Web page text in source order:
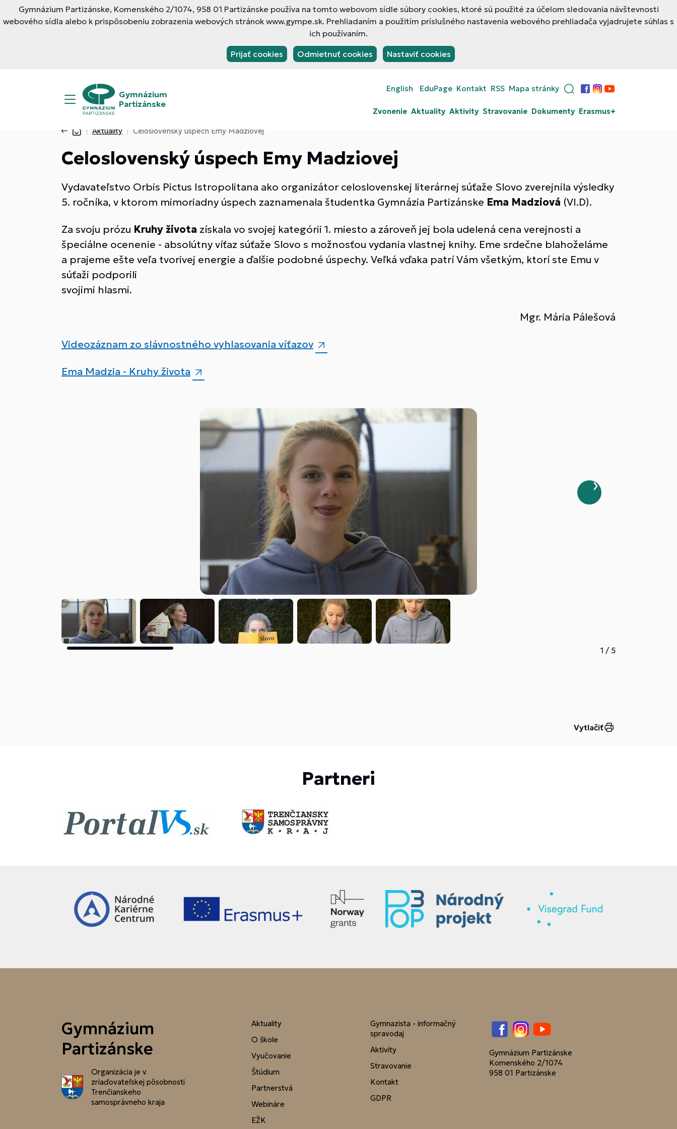
Gymnázium Partizánske, Komenského 2/1074, 958 01 Partizánske používa na tomto webovom sídle súbory cookies, ktoré sú použité za účelom sledovania návštevnosti
webového sídla alebo k prispôsobeniu zobrazenia webových stránok www.gympe.sk. Prehliadaním a použitím príslušného nastavenia webového prehliadača vyjadrujete súhlas s
ich používaním.
Prijať cookies Odmietnuť cookies Nastaviť cookies
Gymnázium
Partizánske
English EduPage Kontakt RSS Mapa stránky
Facebook
Instagram
YouTube
Zvonenie Aktuality Aktivity Stravovanie Dokumenty Erasmus+
Aktuality Celoslovenský úspech Emy Madziovej
Celoslovenský úspech Emy Madziovej
Vydavateľstvo Orbis Pictus Istropolitana ako organizátor celoslovenskej literárnej súťaže Slovo zverejnila výsledky
5. ročníka, v ktorom mimoriadny úspech zaznamenala študentka Gymnázia Partizánske Ema Madziová (VI.D).
Za svoju prózu Kruhy života získala vo svojej kategórii 1. miesto a zároveň jej bola udelená cena verejnosti a
špeciálne ocenenie - absolútny víťaz súťaže Slovo s možnosťou vydania vlastnej knihy. Eme srdečne blahoželáme
a prajeme ešte veľa tvorivej energie a ďalšie podobné úspechy. Veľká vďaka patrí Vám všetkým, ktorí ste Emu v
súťaži podporili
svojimi hlasmi.
Mgr. Mária Pálešová
Videozáznam zo slávnostného vyhlasovania víťazov
Ema Madzia - Kruhy života
1 / 5
Vytlačiť
Partneri
Gymnázium
Partizánske
Organizácia je v
zriaďovateľskej pôsobnosti
Trenčianskeho
samosprávneho kraja
Aktuality
O škole
Vyučovanie
Štúdium
Partnerstvá
Webináre
EŽK
Gymnazista - informačný
spravodaj
Aktivity
Stravovanie
Kontakt
GDPR
FacebookInstagramYouTube
Gymnázium Partizánske
Komenského 2/1074
958 01 Partizánske